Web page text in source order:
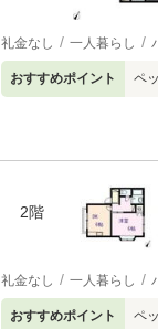
礼金なし 一人暮らし
おすすめポイント ペ
2階
礼金なし 一人暮らし
おすすめポイント ペ